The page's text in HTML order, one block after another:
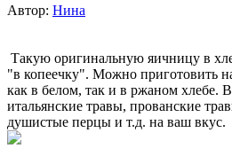
Автор: Нина
Такую оригинальную яичницу в
"в копеечку". Можно приготовить
как в белом, так и в ржаном хлебе.
итальянские травы, прованские
душистые перцы и т.д. на ваш вкус.